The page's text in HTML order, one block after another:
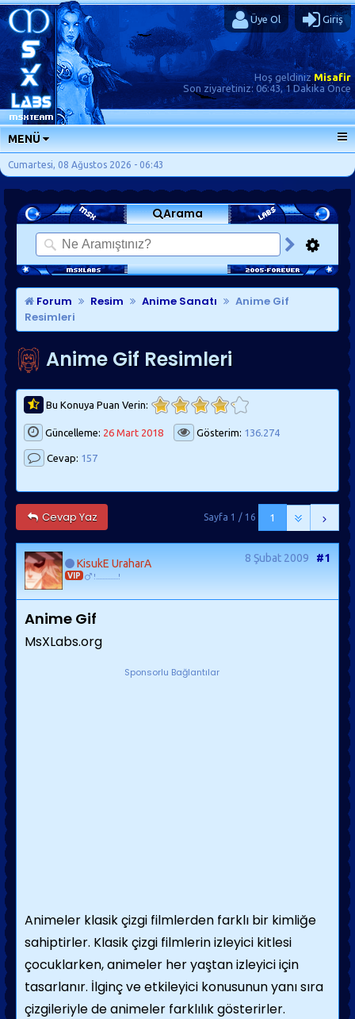
Üye Ol Giriş
Hoş geldinizMisafir
Son ziyaretiniz: 06:43, 1 Dakika Önce
MENÜ
ANA SAYFA
FORUMLAR
SORU-CEVAP
GÜNLÜKLER
SON MESAJLAR
KISAYOLLAR
Cumartesi, 08 Ağustos 2026 - 06:43
Arama
Forum Resim Anime Sanatı
Anime Gif
Resimleri
Anime Gif Resimleri
Bu Konuya Puan Verin:
Güncelleme: 26 Mart 2018 Gösterim: 136.274
Cevap: 157
Cevap Yaz 1
Sayfa 1 / 16
KisukE UraharA
VIP !..............!
8 Şubat 2009 #1
Anime Gif
MsXLabs.org
Sponsorlu Bağlantılar
Animeler klasik çizgi filmlerden farklı bir kimliğe
sahiptirler. Klasik çizgi filmlerin izleyici kitlesi
çocuklarken, animeler her yaştan izleyici için
tasarlanır. İlginç ve etkileyici konusunun yanı sıra
çizgileriyle de animeler farklılık gösterirler.